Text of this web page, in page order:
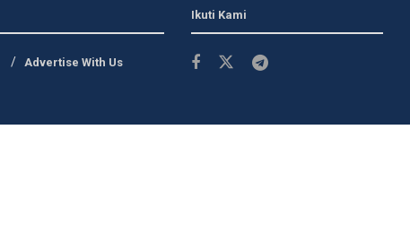
Advertise With Us
Ikuti Kami